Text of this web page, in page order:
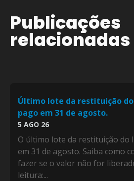
Publicações
relacionadas
Último lote da restituição do
pago em 31 de agosto.
5 AGO 26
O último lote da restituição do
em 31 de agosto. Saiba como
fazer se o valor não for
leitura:...